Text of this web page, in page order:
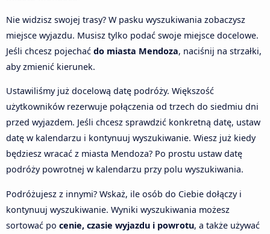
Nie widzisz swojej trasy? W pasku wyszukiwania zobaczysz
miejsce wyjazdu. Musisz tylko podać swoje miejsce docelowe.
Jeśli chcesz pojechać do miasta Mendoza, naciśnij na strzałki,
aby zmienić kierunek.
Ustawiliśmy już docelową datę podróży. Większość
użytkowników rezerwuje połączenia od trzech do siedmiu dni
przed wyjazdem. Jeśli chcesz sprawdzić konkretną datę, ustaw
datę w kalendarzu i kontynuuj wyszukiwanie. Wiesz już kiedy
będziesz wracać z miasta Mendoza? Po prostu ustaw datę
podróży powrotnej w kalendarzu przy polu wyszukiwania.
Podróżujesz z innymi? Wskaż, ile osób do Ciebie dołączy i
kontynuuj wyszukiwanie. Wyniki wyszukiwania możesz
sortować po cenie, czasie wyjazdu i powrotu, a także używać